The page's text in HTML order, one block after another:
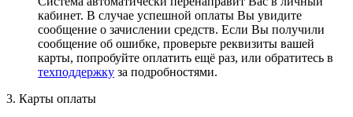
кабинет. В случае успешной оплаты Вы увидите
сообщение о зачислении средств. Если Вы получили
сообщение об ошибке, проверьте реквизиты вашей
карты, попробуйте оплатить ещё раз, или обратитесь в
техподдержку за подробностями.
3. Карты оплаты